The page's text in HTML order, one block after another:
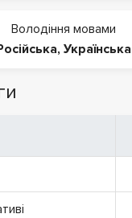
Володіння мовами
, Українська